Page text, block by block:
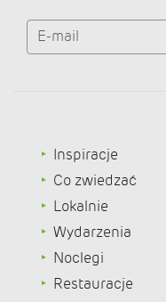
E-mail
Inspiracje
Co zwiedzać
Lokalnie
Wydarzenia
Noclegi
Restauracje